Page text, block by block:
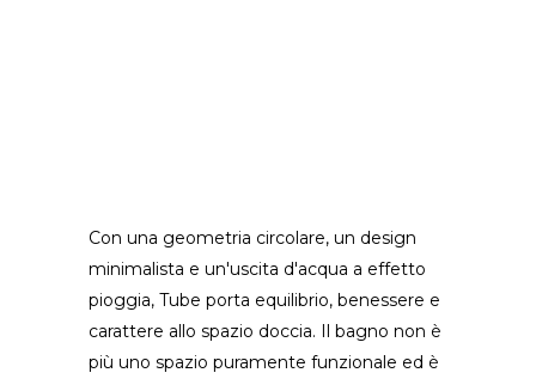
Con una geometria circolare, un design
minimalista e un'uscita d'acqua a effetto
pioggia, Tube porta equilibrio, benessere e
carattere allo spazio doccia. Il bagno non è
più uno spazio puramente funzionale ed è